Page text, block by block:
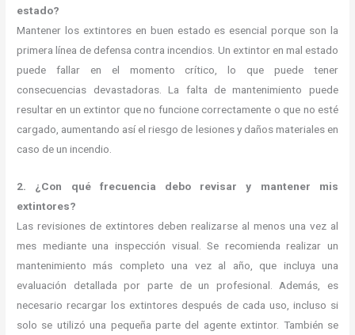
estado?
Mantener los extintores en buen estado es esencial porque son la
primera línea de defensa contra incendios. Un extintor en mal estado
puede fallar en el momento crítico, lo que puede tener
consecuencias devastadoras. La falta de mantenimiento puede
resultar en un extintor que no funcione correctamente o que no esté
cargado, aumentando así el riesgo de lesiones y daños materiales en
caso de un incendio.
2. ¿Con qué frecuencia debo revisar y mantener mis
extintores?
Las revisiones de extintores deben realizarse al menos una vez al
mes mediante una inspección visual. Se recomienda realizar un
mantenimiento más completo una vez al año, que incluya una
evaluación detallada por parte de un profesional. Además, es
necesario recargar los extintores después de cada uso, incluso si
solo se utilizó una pequeña parte del agente extintor. También se